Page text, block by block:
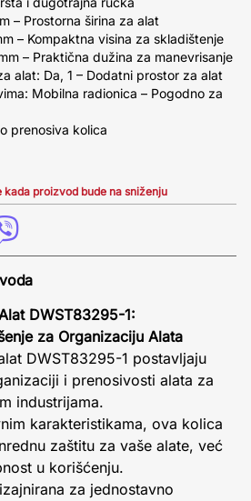
– Prostorna širina za alat
– Kompaktna visina za skladištenje
– Praktična dužina za manevrisanje
alat: Da, 1 – Dodatni prostor za alat
Mobilna radionica – Pogodno za
prenosiva kolica
kada proizvod bude na sniženju
DWST83295-1:
za Organizaciju Alata
DWST83295-1 postavljaju
i prenosivosti alata za
industrijama.
karakteristikama, ova kolica
zaštitu za vaše alate, već
u korišćenju.
za jednostavno